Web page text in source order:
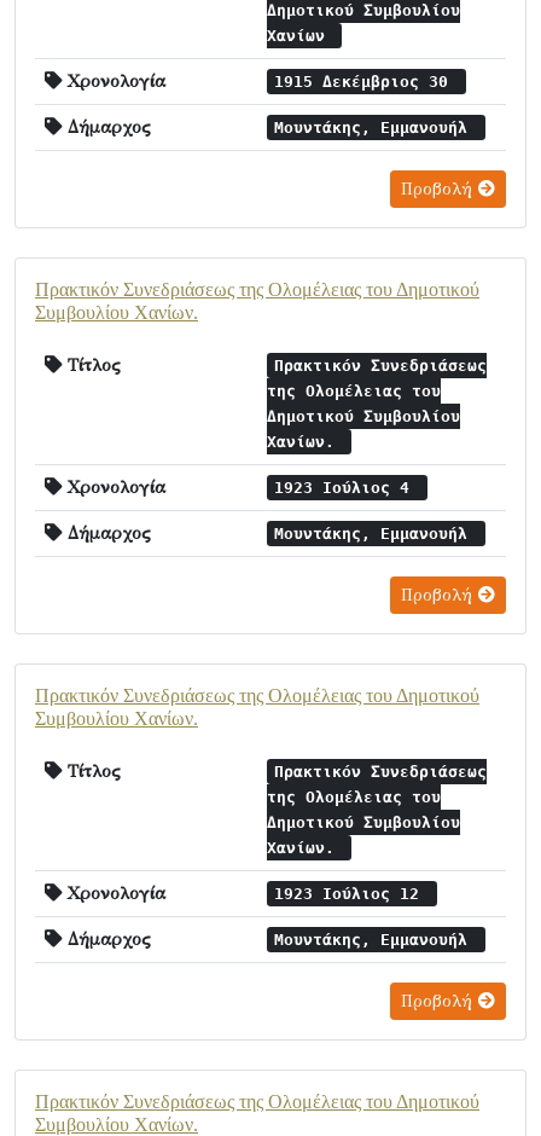
Δημοτικού Συμβουλίου
Χανίων
Χρονολογία 1915 Δεκέμβριος 30
Δήμαρχος Μουντάκης, Εμμανουήλ
Προβολή
Πρακτικόν Συνεδριάσεως της Ολομέλειας του Δημοτικού
Συμβουλίου Χανίων.
Τίτλος
Πρακτικόν Συνεδριάσεως
της Ολομέλειας του
Δημοτικού Συμβουλίου
Χανίων.
Χρονολογία 1923 Ιούλιος 4
Δήμαρχος Μουντάκης, Εμμανουήλ
Προβολή
Πρακτικόν Συνεδριάσεως της Ολομέλειας του Δημοτικού
Συμβουλίου Χανίων.
Τίτλος
Πρακτικόν Συνεδριάσεως
της Ολομέλειας του
Δημοτικού Συμβουλίου
Χανίων.
Χρονολογία 1923 Ιούλιος 12
Δήμαρχος Μουντάκης, Εμμανουήλ
Προβολή
Πρακτικόν Συνεδριάσεως της Ολομέλειας του Δημοτικού
Συμβουλίου Χανίων.